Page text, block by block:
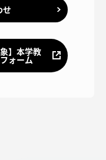
せ
】本学教
ォーム